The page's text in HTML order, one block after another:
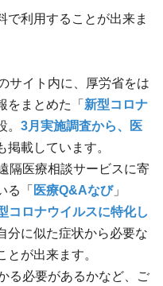
で利用することが出来ま
サイト内に、厚労省をは
をまとめた「 新型コロナ
。 3月実施調査から、医
掲載しています。
隔医療相談サービスに寄
る「 医療Q&Aなび」
コロナウイルスに特化し
分に似た症状から必要な
が出来ます。
る必要があるかなど、ご